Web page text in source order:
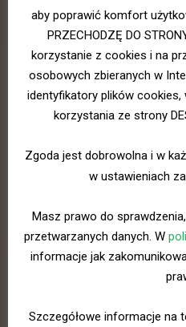
aby poprawić komfort
PRZECHODZĘ DO
korzystanie z cookies i na
osobowych zbieranych w
identyfikatory plików
korzystania ze strony
Zgoda jest dobrowolna i w
w ustawieniach
Masz prawo do
przetwarzanych danych. W
informacje jak
Szczegółowe informacje na